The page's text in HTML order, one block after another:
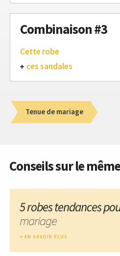
Combinaison #3
Cette robe
ces sandales
Tenue de mariage
Conseils sur le
5 robes tendances
mariage
EN SAVOIR PLUS